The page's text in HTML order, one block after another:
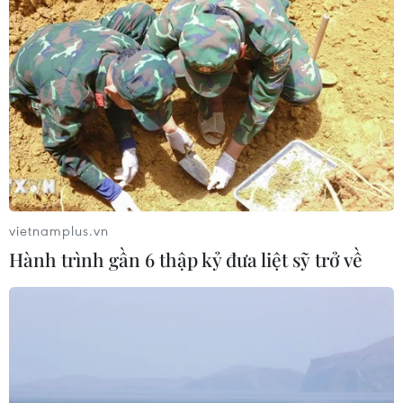
Thưởng vượt kế hoạch: động lực còn
thiếu cho doanh nghiệp dẫn dắt
07/08/2026 04:01
Hãng BMW bắt đầu sản xuất hàng
loạt mẫu xe thuần điện “thế hệ mới”
07/08/2026 01:52
Tiêu chí mới phân loại doanh nghiệp
vietnamplus.vn
Hành trình gần 6 thập kỷ đưa liệt sỹ trở về